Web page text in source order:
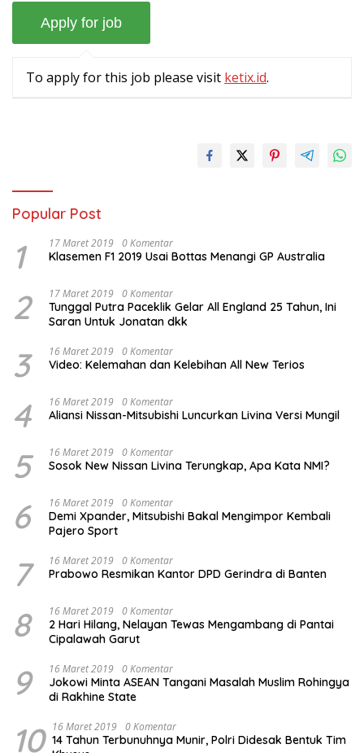
To apply for this job please visit ketix.id.
Popular Post
1 17 Maret 2019 0 Komentar
Klasemen F1 2019 Usai Bottas Menangi GP Australia
2 17 Maret 2019 0 Komentar
Tunggal Putra Paceklik Gelar All England 25 Tahun, Ini
Saran Untuk Jonatan dkk
3 16 Maret 2019 0 Komentar
Video: Kelemahan dan Kelebihan All New Terios
4 16 Maret 2019 0 Komentar
Aliansi Nissan-Mitsubishi Luncurkan Livina Versi Mungil
5 16 Maret 2019 0 Komentar
Sosok New Nissan Livina Terungkap, Apa Kata NMI?
6 16 Maret 2019 0 Komentar
Demi Xpander, Mitsubishi Bakal Mengimpor Kembali
Pajero Sport
7 16 Maret 2019 0 Komentar
Prabowo Resmikan Kantor DPD Gerindra di Banten
8 16 Maret 2019 0 Komentar
2 Hari Hilang, Nelayan Tewas Mengambang di Pantai
Cipalawah Garut
9 16 Maret 2019 0 Komentar
Jokowi Minta ASEAN Tangani Masalah Muslim Rohingya
di Rakhine State
10 16 Maret 2019 0 Komentar
14 Tahun Terbunuhnya Munir, Polri Didesak Bentuk Tim